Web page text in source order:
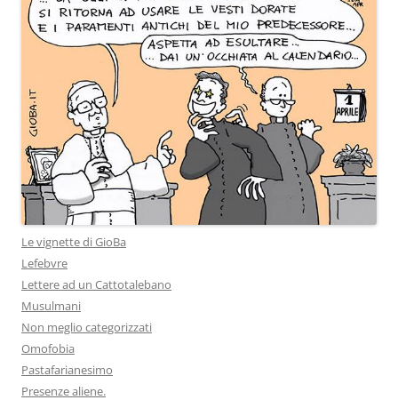
Le vignette di GioBa
Lefebvre
Lettere ad un Cattotalebano
Musulmani
Non meglio categorizzati
Omofobia
Pastafarianesimo
Presenze aliene.